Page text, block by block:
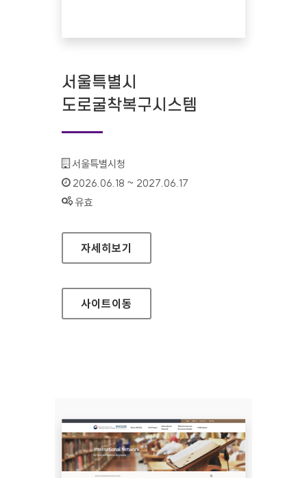
서울특별시
도로굴착복구시스템
기관명 :
서울특별시청
인증기간 :
2026.06.18 ~ 2027.06.17
상태 :
유효
서울특별시 도로굴착복구시스템
자세히보기
사이트이동